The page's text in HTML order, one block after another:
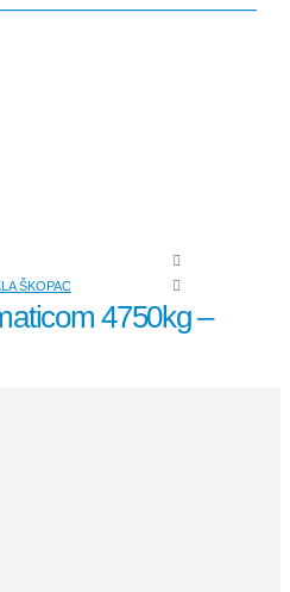
ŠKOPAC
4750kg –